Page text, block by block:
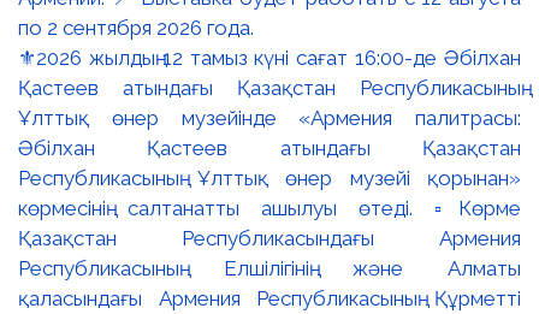
⚜️2026 жылдың 12 тамыз күні сағат 16:00-де Әбілхан
Қастеев атындағы Қазақстан Республикасының
Ұлттық өнер музейінде «Армения палитрасы:
Әбілхан Қастеев атындағы Қазақстан
Республикасының Ұлттық өнер музейі қорынан»
көрмесінің салтанатты ашылуы өтеді. ▫️Көрме
Қазақстан Республикасындағы Армения
Республикасының Елшілігінің және Алматы
қаласындағы Армения Республикасының Құрметті